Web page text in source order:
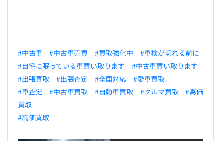
#中古車 #中古車売買 #買取強化中
#車検が切れる前に
#自宅に眠っている車買い取ります
#中古車買い取ります
#出張買取
#出張査定 #全国対応
#愛車買取
#車査定
#中古車買取 #自動車買取 #クルマ買取
#高価
買取
#高価買取